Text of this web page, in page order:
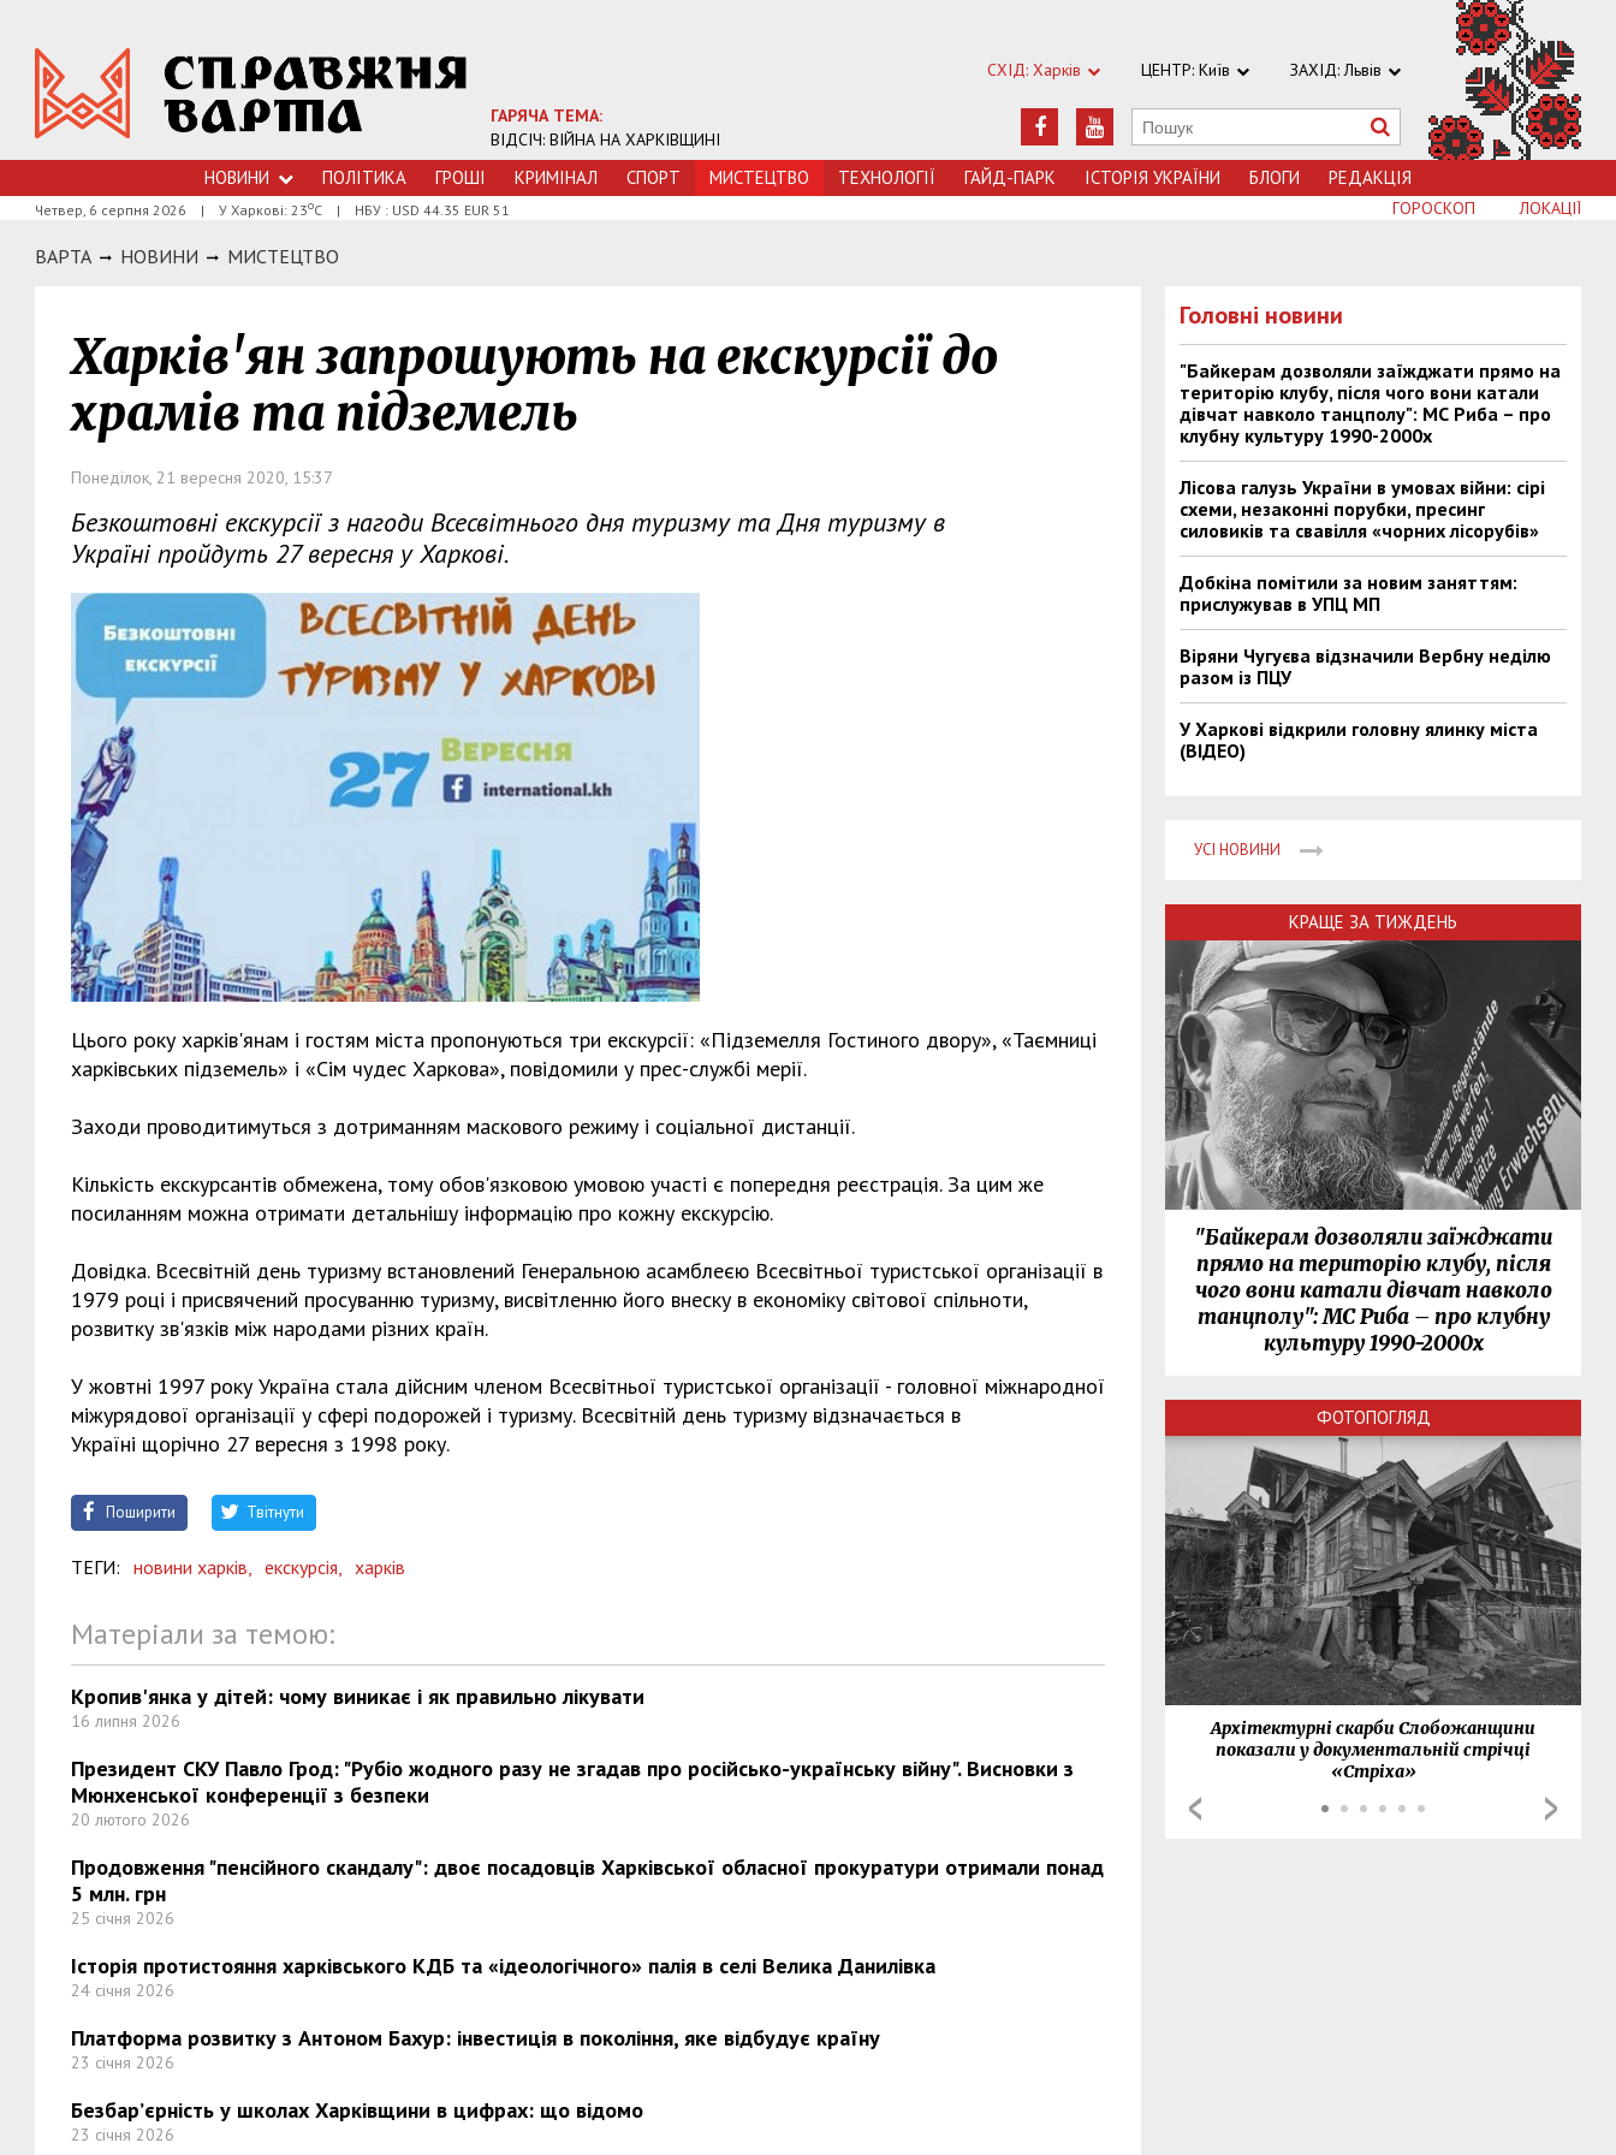
ГАРЯЧА ТЕМА:
ВІДСІЧ: ВІЙНА НА ХАРКІВЩИНІ
СХІД: Харків ЦЕНТР: Київ ЗАХІД: Львів
НОВИНИ ПОЛІТИКА ГРОШI КРИМIНАЛ СПОРТ МИСТЕЦТВО ТЕХНОЛОГIЇ ГАЙД-ПАРК ІСТОРІЯ УКРАЇНИ БЛОГИ РЕДАКЦІЯ
Четвер, 6 серпня 2026 | У Харкові: 23оС | НБУ : USD 44.35 EUR 51 ЛОКАЦІЇ
ГОРОСКОП
ВАРТА НОВИНИ МИСТЕЦТВО
Харків'ян запрошують на екскурсії до
храмів та підземель
Понеділок, 21 вересня 2020, 15:37
Безкоштовні екскурсії з нагоди Всесвітнього дня туризму та Дня туризму в
Україні пройдуть 27 вересня у Харкові.
Цього року харків'янам і гостям міста пропонуються три екскурсії: «Підземелля Гостиного двору», «Таємниці
харківських підземель» і «Сім чудес Харкова», повідомили у прес-службі мерії.
Заходи проводитимуться з дотриманням маскового режиму і соціальної дистанції.
Кількість екскурсантів обмежена, тому обов'язковою умовою участі є попередня реєстрація. За цим же
посиланням можна отримати детальнішу інформацію про кожну екскурсію.
Довідка. Всесвітній день туризму встановлений Генеральною асамблеєю Всесвітньої туристської організації в
1979 році і присвячений просуванню туризму, висвітленню його внеску в економіку світової спільноти,
розвитку зв'язків між народами різних країн.
У жовтні 1997 року Україна стала дійсним членом Всесвітньої туристської організації - головної міжнародної
міжурядової організації у сфері подорожей і туризму. Всесвітній день туризму відзначається в
Україні щорічно 27 вересня з 1998 року.
Поширити Твітнути
ТЕГИ: новини харків, екскурсія, харків
Матеріали за темою:
Кропив'янка у дітей: чому виникає і як правильно лікувати
16 липня 2026
Президент СКУ Павло Грод: "Рубіо жодного разу не згадав про російсько-українську війну". Висновки з
Мюнхенської конференції з безпеки
20 лютого 2026
Продовження "пенсійного скандалу": двоє посадовців Харківської обласної прокуратури отримали понад
5 млн. грн
25 січня 2026
Історія протистояння харківського КДБ та «ідеологічного» палія в селі Велика Данилівка
24 січня 2026
Платформа розвитку з Антоном Бахур: інвестиція в покоління, яке відбудує країну
23 січня 2026
Безбар’єрність у школах Харківщини в цифрах: що відомо
23 січня 2026
Головні новини
"Байкерам дозволяли заїжджати прямо на
територію клубу, після чого вони катали
дівчат навколо танцполу": МС Риба – про
клубну культуру 1990-2000х
Лісова галузь України в умовах війни: сірі
схеми, незаконні порубки, пресинг
силовиків та свавілля «чорних лісорубів»
Добкіна помітили за новим заняттям:
прислужував в УПЦ МП
Віряни Чугуєва відзначили Вербну неділю
разом із ПЦУ
У Харкові відкрили головну ялинку міста
(ВІДЕО)
УСІ НОВИНИ
КРАЩЕ ЗА ТИЖДЕНЬ
"Байкерам дозволяли заїжджати
прямо на територію клубу, після
чого вони катали дівчат навколо
танцполу": МС Риба – про клубну
культуру 1990-2000х
ФОТОПОГЛЯД
Архітектурні скарби Слобожанщини
показали у документальній стрічці
«Стріха»